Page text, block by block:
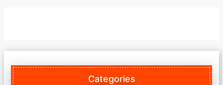
Categories